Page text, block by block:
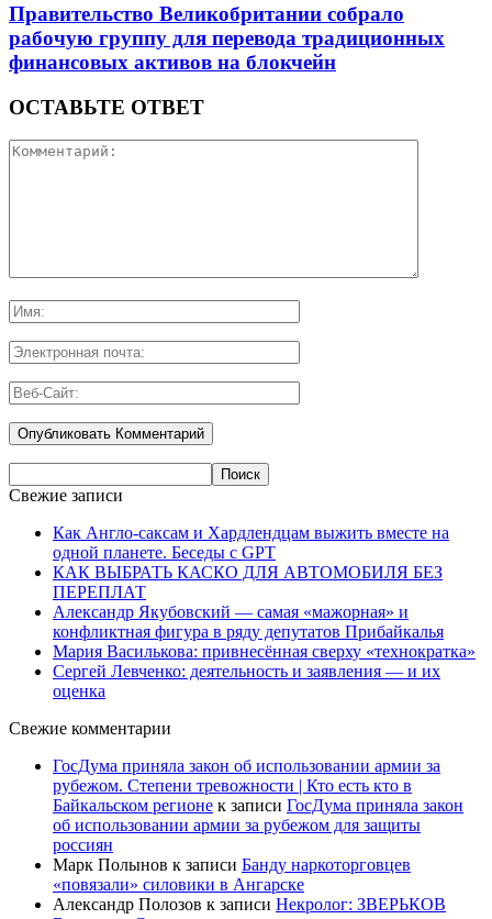
Правительство Великобритании собрало
рабочую группу для перевода традиционных
финансовых активов на блокчейн
ОСТАВЬТЕ ОТВЕТ
Свежие записи
Как Англо-саксам и Хардлендцам выжить вместе на
одной планете. Беседы с GPT
КАК ВЫБРАТЬ КАСКО ДЛЯ АВТОМОБИЛЯ БЕЗ
ПЕРЕПЛАТ
Александр Якубовский — самая «мажорная» и
конфликтная фигура в ряду депутатов Прибайкалья
Мария Василькова: привнесённая сверху «технократка»
Сергей Левченко: деятельность и заявления — и их
оценка
Свежие комментарии
ГосДума приняла закон об использовании армии за
рубежом. Степени тревожности | Кто есть кто в
Байкальском регионе к записи ГосДума приняла закон
об использовании армии за рубежом для защиты
россиян
Марк Полынов к записи Банду наркоторговцев
«повязали» силовики в Ангарске
Александр Полозов к записи Некролог: ЗВЕРЬКОВ